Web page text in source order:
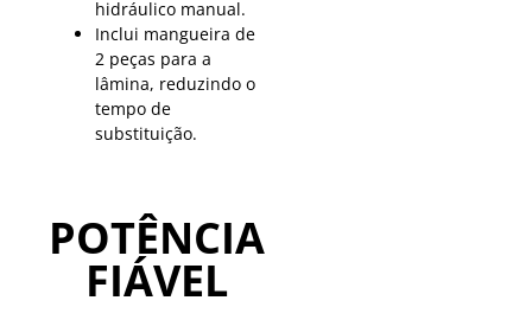
hidráulico manual.
Inclui mangueira de
2 peças para a
lâmina, reduzindo o
tempo de
substituição.
POTÊNCIA
FIÁVEL